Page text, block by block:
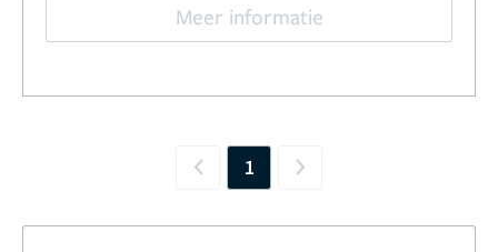
Meer informatie
Previous
1 Next